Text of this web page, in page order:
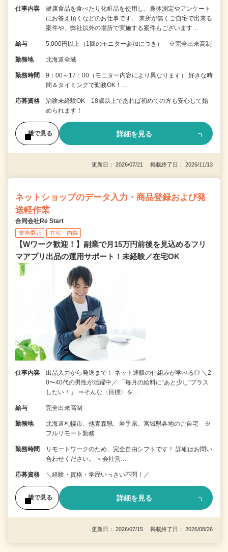
仕事内容
健康食品を食べたり化粧品を使用し、身体測定やアンケート
にお答え頂くなどのお仕事です。 来所が無くご自宅で出来る
案件や、弊社以外の場所で実施する案件もございます…
給与 5,000円以上（1回のモニター参加につき） ※完全出来高制
勤務地 北海道全域
勤務時間
9：00～17：00（モニター内容により異なります） 好きな時
間＆タイミングで勤務OK！…
応募資格
治験未経験OK 18歳以上であれば初めての方も安心して始
められます！
後で見る 詳細を見る
更新日： 2026/07/21 掲載終了日： 2026/11/13
ネットショップのデータ入力・商品登録および発
送軽作業
合同会社Re Start
業務委託 在宅・内職
【Wワーク歓迎！】副業で月15万円前後を見込めるフリ
マアプリ出品の運用サポート！未経験／在宅OK
仕事内容
出品入力から発送まで！ ネット通販の仕組みが学べる◎ ＼2
0〜40代の男性が活躍中／ 「毎月の給料に“あと少し”プラス
したい！」 ⇒そんな〈目標〉を…
給与 完全出来高制
勤務地
北海道札幌市、他青森県、岩手県、宮城県各地のご自宅 ※
フルリモート勤務
勤務時間
リモートワークのため、完全自由シフトです！ 詳細はお問い
合わせください。 ＜会社営…
応募資格 ＼経験・資格・学歴いっさい不問！／
後で見る 詳細を見る
更新日： 2026/07/15 掲載終了日： 2026/08/26